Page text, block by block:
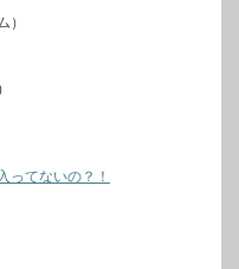
）
ってないの？！